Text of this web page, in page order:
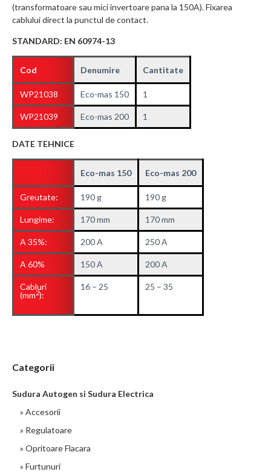
(transformatoare sau mici invertoare pana la 150A). Fixarea
cablului direct la punctul de contact.
STANDARD: EN 60974-13
Cod Denumire Cantitate
WP21038 Eco-mas 150 1
WP21039 Eco-mas 200 1
DATE TEHNICE
Eco-mas 150 Eco-mas 200
Greutate: 190 g 190 g
Lungime: 170 mm 170 mm
A 35%: 200 A 250 A
A 60% 150 A 200 A
Cabluri
(mm2):
16 – 25 25 – 35
Categorii
Sudura Autogen si Sudura Electrica
» Accesorii
» Regulatoare
» Opritoare Flacara
» Furtunuri